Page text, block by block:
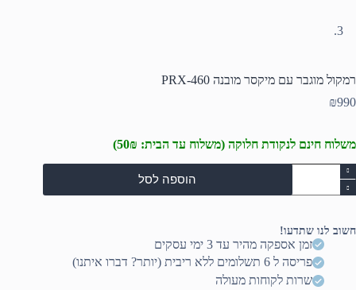
רמקול מוגבר עם מיקסר מובנה PRX-460
₪990
משלוח חינם לנקודת חלוקה (משלוח עד הבית: 50₪)
כמות
של
רמקול
מיקסר
הוספה לסל
חשוב לנו שתדעו!
זמן אספקה מהיר עד 3 ימי עסקים
פריסה ל 6 תשלומים ללא ריבית (יותר? דברו איתנו)
שרות לקוחות מעולה